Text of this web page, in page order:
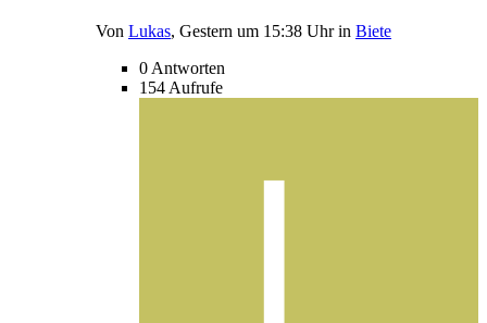
Von Lukas, Gestern um 15:38 Uhrin Biete
0 Antworten
154 Aufrufe